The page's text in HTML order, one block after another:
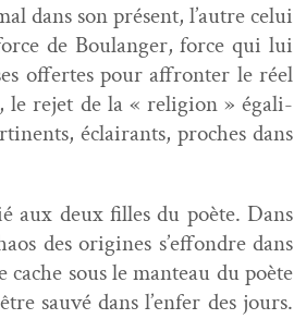
dans son présent, l’autre celui
de Boulanger, force qui lui
offertes pour affron­ter le réel
le rejet de la « reli­gion » égal­i­
éclairants, proches dans
aux deux filles du poète. Dans
des orig­ines s’effondre dans
cache sous le man­teau du poète
sauvé dans l’enfer des jours.